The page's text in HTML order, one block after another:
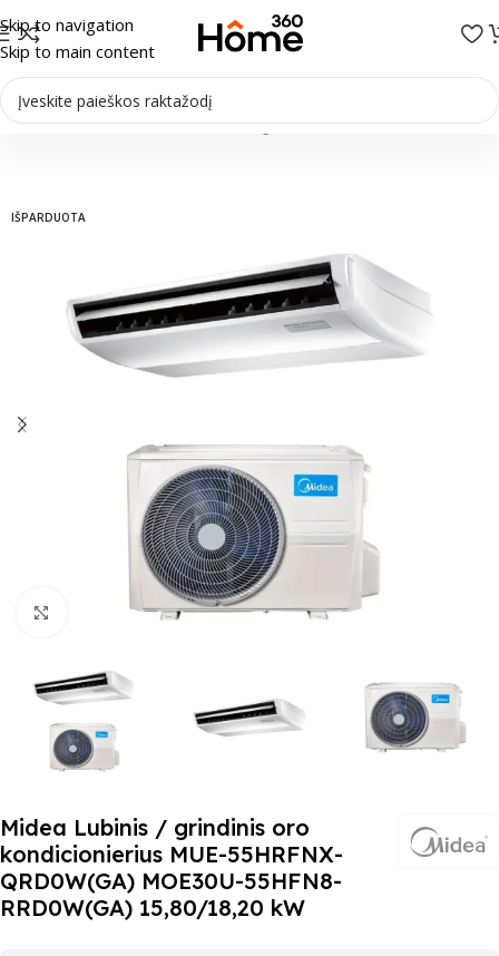
Skip to navigation
Skip to main content
Pradžia/Oro kondicionieriai/Palubiniai-grindiniai kondicionieriai
IŠPARDUOTA
Paspauskite čia, kad padidinti
Midea Lubinis / grindinis oro
kondicionierius MUE-55HRFNX-
QRD0W(GA) MOE30U-55HFN8-
RRD0W(GA) 15,80/18,20 kW